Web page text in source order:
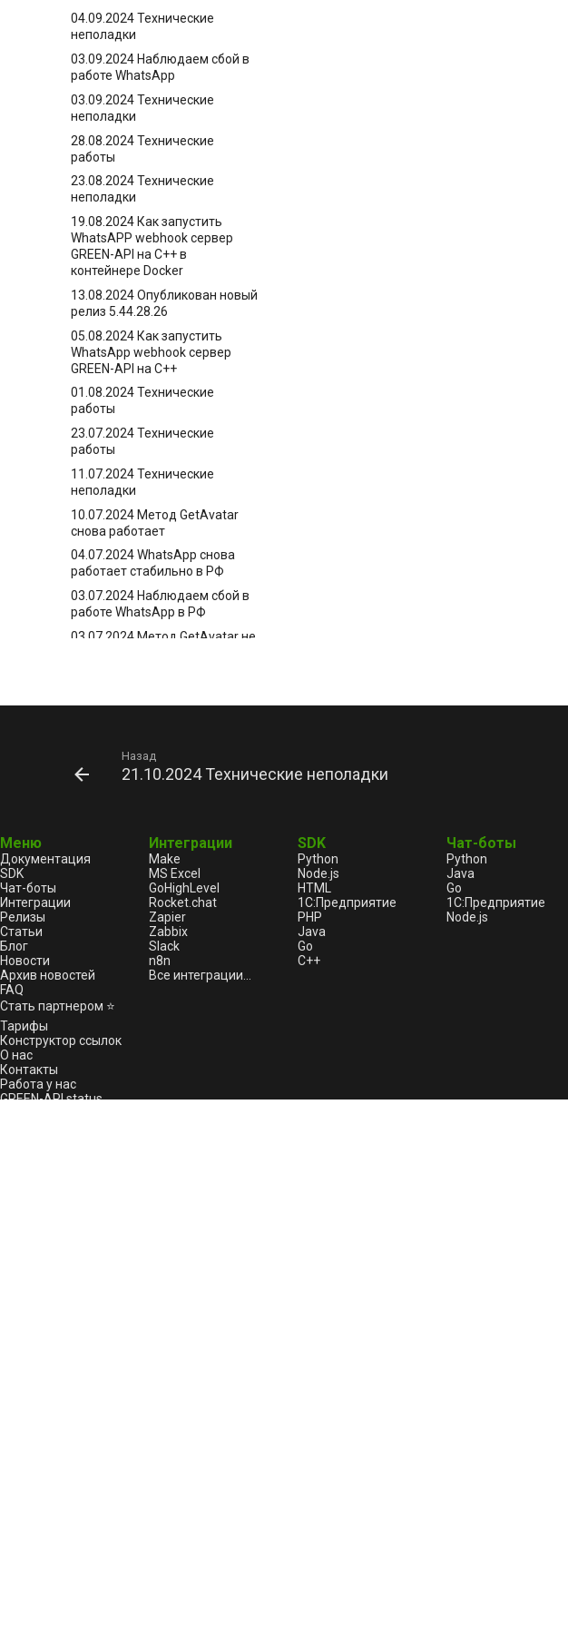
04.09.2024 Технические
неполадки
03.09.2024 Наблюдаем сбой в
работе WhatsApp
03.09.2024 Технические
неполадки
28.08.2024 Технические
работы
23.08.2024 Технические
неполадки
19.08.2024 Как запустить
WhatsAPP webhook сервер
GREEN-API на C++ в
контейнере Docker
13.08.2024 Опубликован новый
релиз 5.44.28.26
05.08.2024 Как запустить
WhatsApp webhook сервер
GREEN-API на C++
01.08.2024 Технические
работы
23.07.2024 Технические
работы
11.07.2024 Технические
неполадки
10.07.2024 Метод GetAvatar
снова работает
04.07.2024 WhatsApp снова
работает стабильно в РФ
03.07.2024 Наблюдаем сбой в
работе WhatsApp в РФ
03.07.2024 Метод GetAvatar не
правила Firewall
WhatsApp
26.06.2024 Разработали
Релиз 5.44.27.22
17.06.2024 Технические
30.05.2024 Работа сервиса
восстановлена
29.05.2024 Технические
работы
восстановлена
20.05.2024 Ограничения на
Релиз 5.44.26.41
Назад
21.10.2024 Технические неполадки
Меню
Документация
SDK
Чат-боты
Интеграции
Релизы
Статьи
Блог
Новости
Архив новостей
FAQ
Стать партнером ⭐
Тарифы
Конструктор ссылок
О нас
Контакты
Работа у нас
GREEN-API status
Интеграции
Make
MS Excel
GoHighLevel
Rocket.chat
Zapier
Zabbix
Slack
n8n
Все интеграции...
SDK
Python
Node.js
HTML
1С:Предприятие
PHP
Java
Go
C++
Чат-боты
Python
Java
Go
1С:Предприятие
Node.js